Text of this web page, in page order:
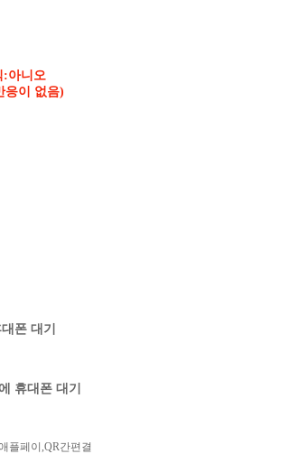
:아니오
응이 없음)
폰 대기
휴대폰 대기
플페이,QR간편결